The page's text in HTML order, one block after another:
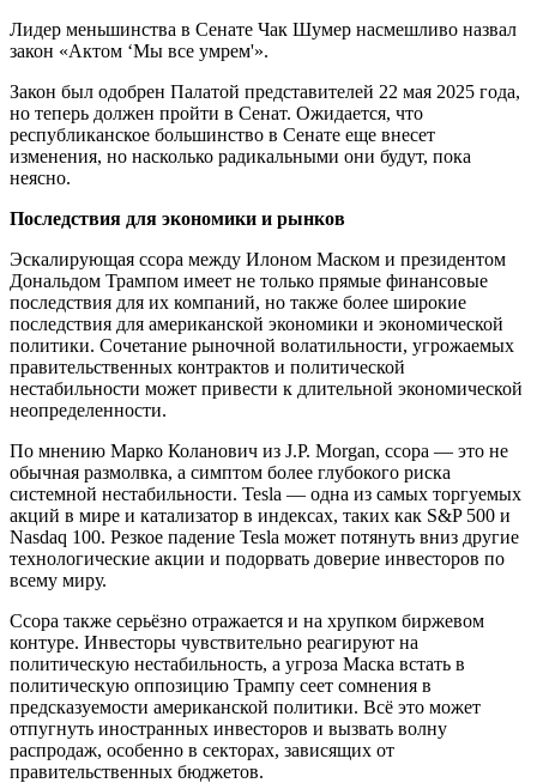
Лидер меньшинства в Сенате Чак Шумер насмешливо назвал
закон «Актом ‘Мы все умрем'».
Закон был одобрен Палатой представителей 22 мая 2025 года,
но теперь должен пройти в Сенат. Ожидается, что
республиканское большинство в Сенате еще внесет
изменения, но насколько радикальными они будут, пока
неясно.
Последствия для экономики и рынков
Эскалирующая ссора между Илоном Маском и президентом
Дональдом Трампом имеет не только прямые финансовые
последствия для их компаний, но также более широкие
последствия для американской экономики и экономической
политики. Сочетание рыночной волатильности, угрожаемых
правительственных контрактов и политической
нестабильности может привести к длительной экономической
неопределенности.
По мнению Марко Коланович из J.P. Morgan, ссора — это не
обычная размолвка, а симптом более глубокого риска
системной нестабильности. Tesla — одна из самых торгуемых
акций в мире и катализатор в индексах, таких как S&P 500 и
Nasdaq 100. Резкое падение Tesla может потянуть вниз другие
технологические акции и подорвать доверие инвесторов по
всему миру.
Ссора также серьёзно отражается и на хрупком биржевом
контуре. Инвесторы чувствительно реагируют на
политическую нестабильность, а угроза Маска встать в
политическую оппозицию Трампу сеет сомнения в
предсказуемости американской политики. Всё это может
отпугнуть иностранных инвесторов и вызвать волну
распродаж, особенно в секторах, зависящих от
правительственных бюджетов.